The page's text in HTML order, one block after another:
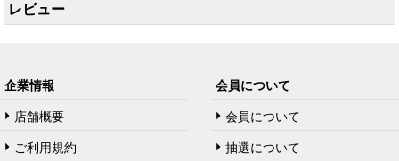
レビュー
企業情報
店舗概要
ご利用規約
会員について
会員について
抽選について